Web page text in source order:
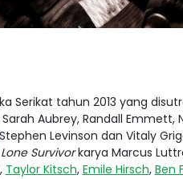
Serikat tahun 2013 yang
Aubrey, Randall Emmett,
Levinson dan Vitaly
Lone Survivorkarya Marcus
Taylor Kitsch, Emile Hirsch, Ben